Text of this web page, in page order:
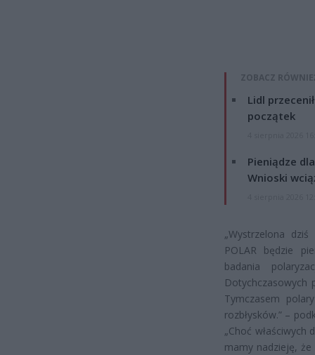
ZOBACZ
Lidl
początek
Pieniądze
Wnioski
„Wystrzelona
POLAR będzie
badania
Dotychczasowych
Tymczasem
rozbłysków.” –
„Choć
mamy nadzieję,